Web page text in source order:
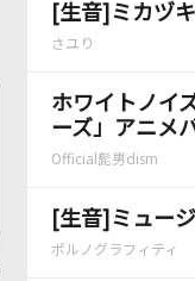
[生音]ミカヅキ
さユり
ホワイトノイ
ーズ」アニメ
Official髭男dism
[生音]ミュー
ポルノグラフィティ